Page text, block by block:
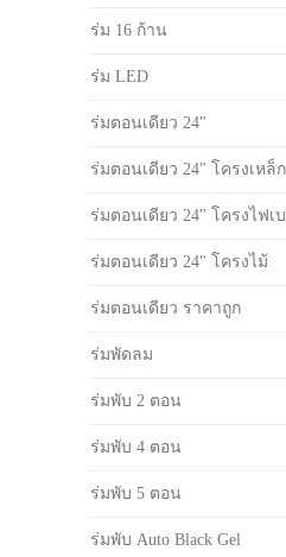
ร่ม 16 ก้าน
ร่ม LED
ร่มตอนเดียว 24"
ร่มตอนเดียว 24" โครงเหล็ก
ร่มตอนเดียว 24" โครงไฟเ
ร่มตอนเดียว 24" โครงไม้
ร่มตอนเดียว ราคาถูก
ร่มพัดลม
ร่มพับ 2 ตอน
ร่มพับ 4 ตอน
ร่มพับ 5 ตอน
ร่มพับ Auto Black Gel